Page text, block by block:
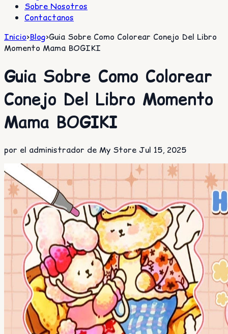
Sobre Nosotros
Contactanos
Inicio>Blog>Guia Sobre Como Colorear Conejo Del Libro
Momento Mama BOGIKI
Guia Sobre Como Colorear
Conejo Del Libro Momento
Mama BOGIKI
por el administrador de My Store Jul 15, 2025